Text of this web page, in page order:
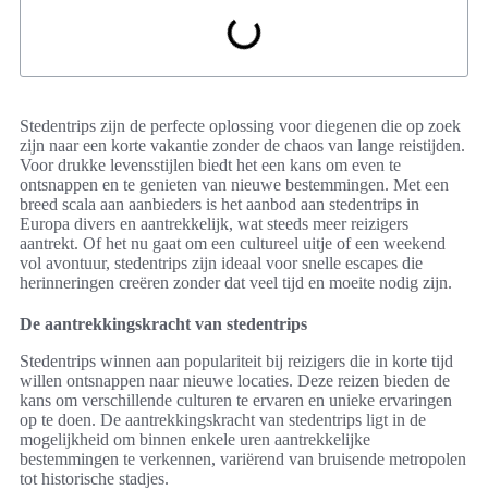
Stedentrips zijn de perfecte oplossing voor diegenen die op zoek
zijn naar een korte vakantie zonder de chaos van lange reistijden.
Voor drukke levensstijlen biedt het een kans om even te
ontsnappen en te genieten van nieuwe bestemmingen. Met een
breed scala aan aanbieders is het aanbod aan stedentrips in
Europa divers en aantrekkelijk, wat steeds meer reizigers
aantrekt. Of het nu gaat om een cultureel uitje of een weekend
vol avontuur, stedentrips zijn ideaal voor snelle escapes die
herinneringen creëren zonder dat veel tijd en moeite nodig zijn.
De aantrekkingskracht van stedentrips
Stedentrips winnen aan populariteit bij reizigers die in korte tijd
willen ontsnappen naar nieuwe locaties. Deze reizen bieden de
kans om verschillende culturen te ervaren en unieke ervaringen
op te doen. De aantrekkingskracht van stedentrips ligt in de
mogelijkheid om binnen enkele uren aantrekkelijke
bestemmingen te verkennen, variërend van bruisende metropolen
tot historische stadjes.